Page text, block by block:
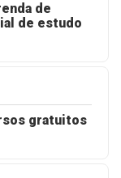
de
de estudo
gratuitos